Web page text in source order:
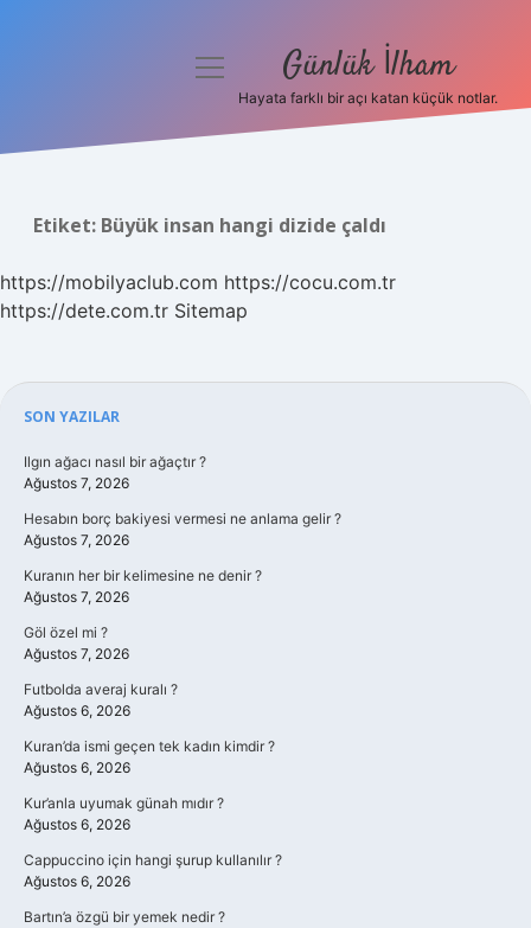
Hakkımızda
menüyü
Günlük İlham
Hayata farklı bir açı katan küçük notlar.
Etiket: Büyük insan hangi dizide çaldı
https://mobilyaclub.com https://cocu.com.tr
https://dete.com.tr Sitemap
Sidebar
SON YAZILAR
Ilgın ağacı nasıl bir ağaçtır ?
Ağustos 7, 2026
Hesabın borç bakiyesi vermesi ne anlama gelir ?
Ağustos 7, 2026
Kuranın her bir kelimesine ne denir ?
Ağustos 7, 2026
Göl özel mi ?
Ağustos 7, 2026
Futbolda averaj kuralı ?
Ağustos 6, 2026
Kuran’da ismi geçen tek kadın kimdir ?
Ağustos 6, 2026
Kur’anla uyumak günah mıdır ?
Ağustos 6, 2026
Cappuccino için hangi şurup kullanılır ?
Ağustos 6, 2026
Bartın’a özgü bir yemek nedir ?